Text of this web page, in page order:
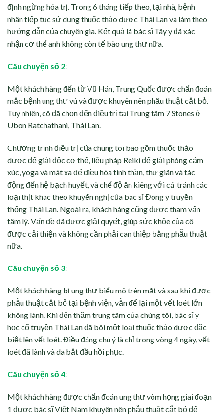
định ngừng hóa trị. Trong 6 tháng tiếp theo, tại nhà, bệnh
nhân tiếp tục sử dụng thuốc thảo dược Thái Lan và làm theo
hướng dẫn của chuyên gia. Kết quả là bác sĩ Tây y đã xác
nhận cơ thể anh không còn tế bào ung thư nữa.
Câu chuyện số 2:
Một khách hàng đến từ Vũ Hán, Trung Quốc được chẩn đoán
mắc bệnh ung thư vú và được khuyên nên phẫu thuật cắt bỏ.
Tuy nhiên, cô đã chọn đến điều trị tại Trung tâm 7 Stones ở
Ubon Ratchathani, Thái Lan.
Chương trình điều trị của chúng tôi bao gồm thuốc thảo
dược để giải độc cơ thể, liệu pháp Reiki để giải phóng cảm
xúc, yoga và mát xa để điều hòa tinh thần, thư giãn và tác
động đến hệ bạch huyết, và chế độ ăn kiêng với cá, tránh các
loại thịt khác theo khuyến nghị của bác sĩ Đông y truyền
thống Thái Lan. Ngoài ra, khách hàng cũng được tham vấn
tâm lý. Vấn đề đã được giải quyết, giúp sức khỏe của cô
được cải thiện và không cần phải can thiệp bằng phẫu thuật
nữa.
Câu chuyện số 3:
Một khách hàng bị ung thư biểu mô trên mặt và sau khi được
phẫu thuật cắt bỏ tại bệnh viện, vẫn để lại một vết loét lớn
không lành. Khi đến thăm trung tâm của chúng tôi, bác sĩ y
học cổ truyền Thái Lan đã bôi một loại thuốc thảo dược đặc
biệt lên vết loét. Điều đáng chú ý là chỉ trong vòng 4 ngày, vết
loét đã lành và da bắt đầu hồi phục.
Câu chuyện số 4:
Một khách hàng được chẩn đoán ung thư vòm họng giai đoạn
1 được bác sĩ Việt Nam khuyên nên phẫu thuật cắt bỏ để